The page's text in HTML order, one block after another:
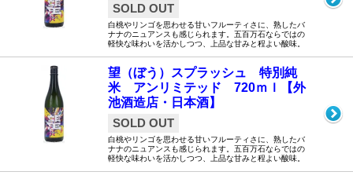
SOLD OUT
白桃やリンゴを思わせる甘いフルーティさに、熟したバ
ナナのニュアンスも感じられます。五百万石ならではの
軽快な味わいを活かしつつ、上品な甘みと程よい酸味。
望（ぼう）スプラッシュ 特別純
米 アンリミテッド 720ｍｌ【外
池酒造店・日本酒】
SOLD OUT
白桃やリンゴを思わせる甘いフルーティさに、熟したバ
ナナのニュアンスも感じられます。五百万石ならではの
軽快な味わいを活かしつつ、上品な甘みと程よい酸味。